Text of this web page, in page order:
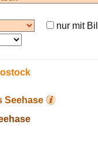
nur mit
Seehase